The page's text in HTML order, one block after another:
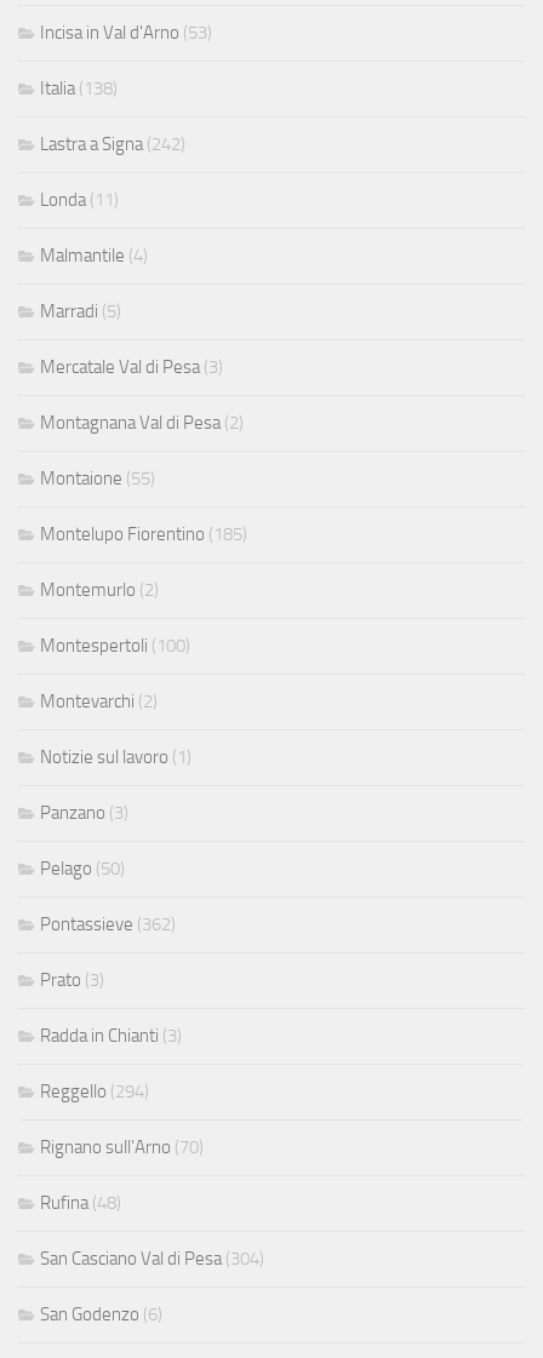
Incisa in Val d'Arno (53)
Italia(138)
Lastra a Signa(242)
Londa(11)
Malmantile (4)
Marradi (5)
Mercatale Val di Pesa(3)
Montagnana Val di Pesa(2)
Montaione (55)
Montelupo Fiorentino (185)
Montemurlo (2)
Montespertoli (100)
Montevarchi (2)
Notizie sul lavoro (1)
Panzano (3)
Pelago (50)
Pontassieve (362)
Prato (3)
Radda in Chianti (3)
Reggello (294)
Rignano sull'Arno (70)
Rufina(48)
San Casciano Val di Pesa(304)
San Godenzo (6)